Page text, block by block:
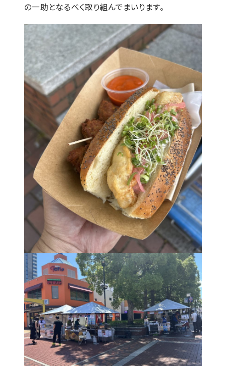
の一助となるべく取り組んでまいります。